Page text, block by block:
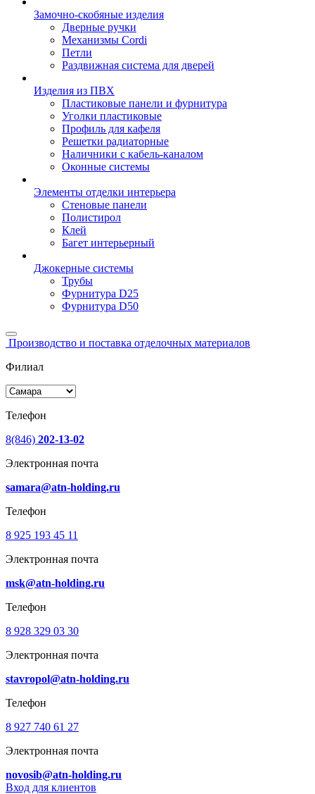
Замочно-скобяные изделия
Дверные ручки
Механизмы Cordi
Петли
Раздвижная система для дверей
Изделия из ПВХ
Пластиковые панели и фурнитура
Уголки пластиковые
Профиль для кафеля
Решетки радиаторные
Наличники с кабель-каналом
Оконные системы
Элементы отделки интерьера
Стеновые панели
Полистирол
Клей
Багет интерьерный
Джокерные системы
Трубы
Фурнитура D25
Фурнитура D50
Производство и поставка отделочных материалов
Филиал
Телефон
8(846) 202-13-02
Электронная почта
samara@atn-holding.ru
Телефон
8 925 193 45 11
Электронная почта
msk@atn-holding.ru
Телефон
8 928 329 03 30
Электронная почта
stavropol@atn-holding.ru
Телефон
8 927 740 61 27
Электронная почта
novosib@atn-holding.ru
Вход для клиентов